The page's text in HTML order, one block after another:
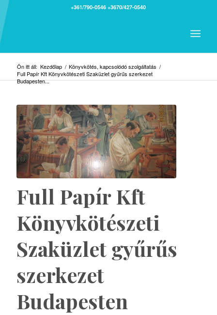
+361/790-0546 +3670/427-0540
Ön itt áll: Kezdőlap / Könyvkötés, kapcsolódó szolgáltatás /
Full Papír Kft Könyvkötészeti Szaküzlet gyűrűs szerkezet
Budapesten...
Full Papír Kft
Könyvkötészeti
Szaküzlet gyűrűs
szerkezet
Budapesten